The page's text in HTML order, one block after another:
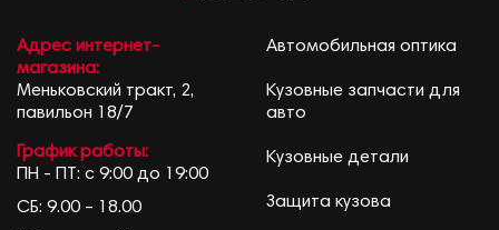
Адрес интернет-
магазина:
Меньковский тракт, 2,
павильон 18/7
График работы:
ПН - ПТ: с 9:00 до 19:00
СБ: 9.00 – 18.00
Автомобильная оптика
Кузовные запчасти для
авто
Кузовные детали
Защита кузова